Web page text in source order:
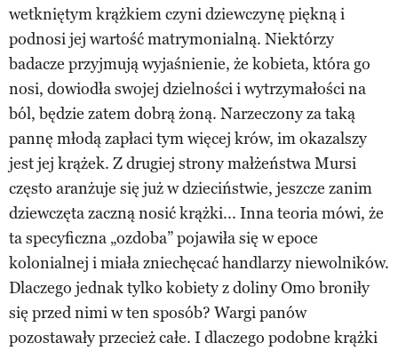
wetkniętym krążkiem czyni dziewczynę piękną i
podnosi jej wartość matrymonialną. Niektórzy
badacze przyjmują wyjaśnienie, że kobieta, która go
nosi, dowiodła swojej dzielności i wytrzymałości na
ból, będzie zatem dobrą żoną. Narzeczony za taką
pannę młodą zapłaci tym więcej krów, im okazalszy
jest jej krążek. Z drugiej strony małżeństwa Mursi
często aranżuje się już w dzieciństwie, jeszcze zanim
dziewczęta zaczną nosić krążki... Inna teoria mówi, że
ta specyficzna „ozdoba” pojawiła się w epoce
kolonialnej i miała zniechęcać handlarzy niewolników.
Dlaczego jednak tylko kobiety z doliny Omo broniły
się przed nimi w ten sposób? Wargi panów
pozostawały przecież całe. I dlaczego podobne krążki